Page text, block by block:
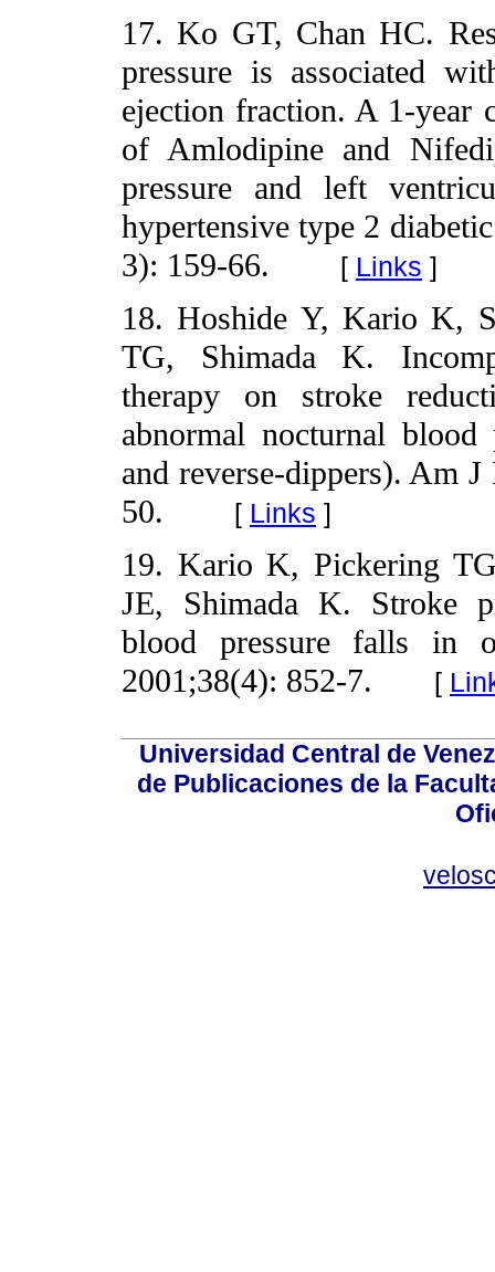
17. Ko GT, Chan HC.
pressure is associated
ejection fraction. A 1-year
of Amlodipine and
pressure and left
hypertensive type 2
3): 159-66.
[ Links ]
18. Hoshide Y, Kario K,
TG, Shimada K.
therapy on stroke
abnormal nocturnal blood
and reverse-dippers). Am
50.
[ Links ]
19. Kario K, Pickering
JE, Shimada K. Stroke
blood pressure falls in
2001;38(4): 852-7. [
Universidad Central de
de Publicaciones de la